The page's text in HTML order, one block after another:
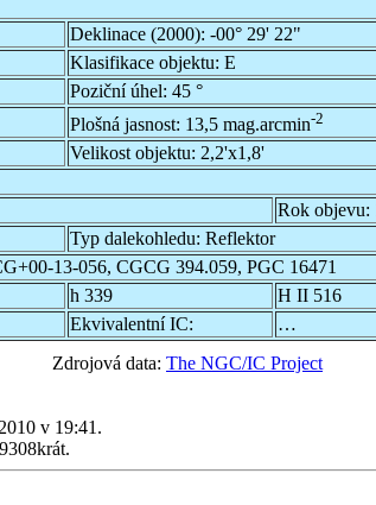
Deklinace (2000): -00° 29' 22"
Klasifikace objektu: E
Poziční úhel: 45 °
Plošná jasnost: 13,5 mag.arcmin-2
Velikost objektu: 2,2'x1,8'
Rok objevu:
Typ dalekohledu: Reflektor
13-056, CGCG 394.059, PGC 16471
h 339
H II 516
Ekvivalentní IC:
…
Zdrojová data: The NGC/IC Project
v 19:41.